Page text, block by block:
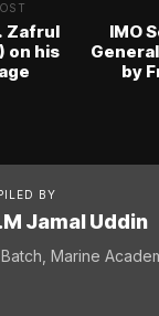
Zafrul
on his
IMO
by
BY
Jamal Uddin
Marine